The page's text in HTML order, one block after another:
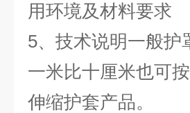
用环境及材料要求
5、技术说明一般护
一米比十厘米也可
伸缩护套产品。